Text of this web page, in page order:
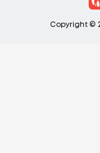
Copyright ©